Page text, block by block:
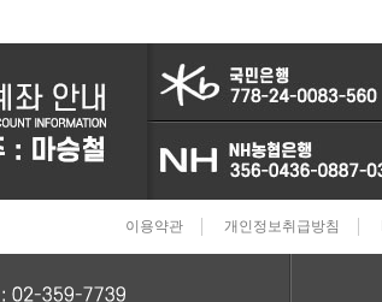
이용약관 개인정보취급방침